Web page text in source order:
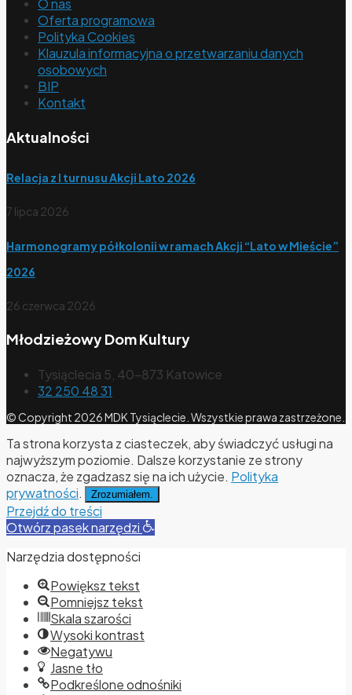
O nas
Oferta programowa
Polityka Cookies
Klauzula informacyjna o przetwarzaniu danych
osobowych
BIP
Kontakt
Aktualności
Relacja z I turnusu Akcji Lato 2026
7 lipca 2026
Harmonogramy półkolonii w ramach Akcji “Lato w Mieście”
2026
26 czerwca 2026
Młodzieżowy Dom Kultury
Tysiąclecia 5, 40-873 Katowice
32 250 48 31
© Copyright 2026 MDK Tysiąclecie. Wszystkie prawa zastrzeżone.
Ta strona korzysta z ciasteczek, aby świadczyć usługi na
najwyższym poziomie. Dalsze korzystanie ze strony
oznacza, że zgadzasz się na ich użycie. Polityka
prywatności. Zrozumiałem.
Przejdź do treści
Otwórz pasek narzędzi
Narzędzia dostępności
Powiększ tekst
Pomniejsz tekst
Skala szarości
Wysoki kontrast
Negatywu
Jasne tło
Podkreślone odnośniki